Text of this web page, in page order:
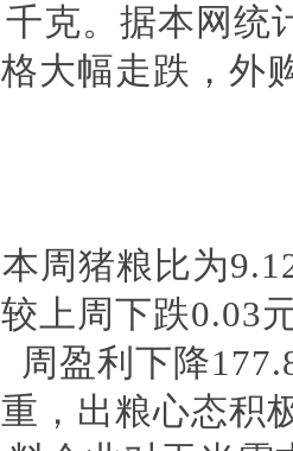
千克。据本网统
格大幅走跌，外
本周猪粮比为
较上周下跌0.03
周盈利下降
重，出粮心态积